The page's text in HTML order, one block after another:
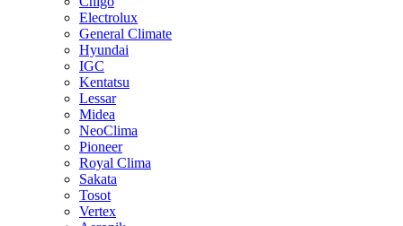
Electrolux
General Climate
Hyundai
IGC
Kentatsu
Lessar
Midea
NeoClima
Pioneer
Royal Clima
Sakata
Tosot
Vertex